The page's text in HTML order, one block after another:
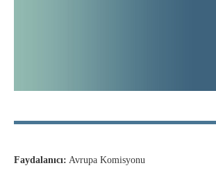
Faydalanıcı: Avrupa Komisyonu